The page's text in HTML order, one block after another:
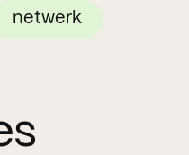
netwerk